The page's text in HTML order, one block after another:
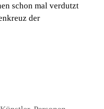
schon mal verdutzt
der